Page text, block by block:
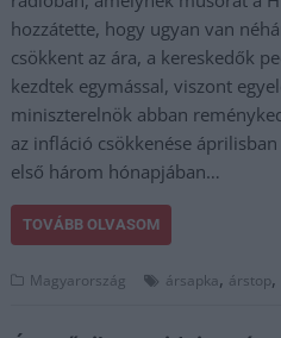
hozzátette, hogy ugyan van
csökkent az ára, a kereskedők
kezdtek egymással, viszont
miniszterelnök abban
az infláció csökkenése
első három hónapjában…
TOVÁBB OLVASOM
Magyarország ársapka, árstop,